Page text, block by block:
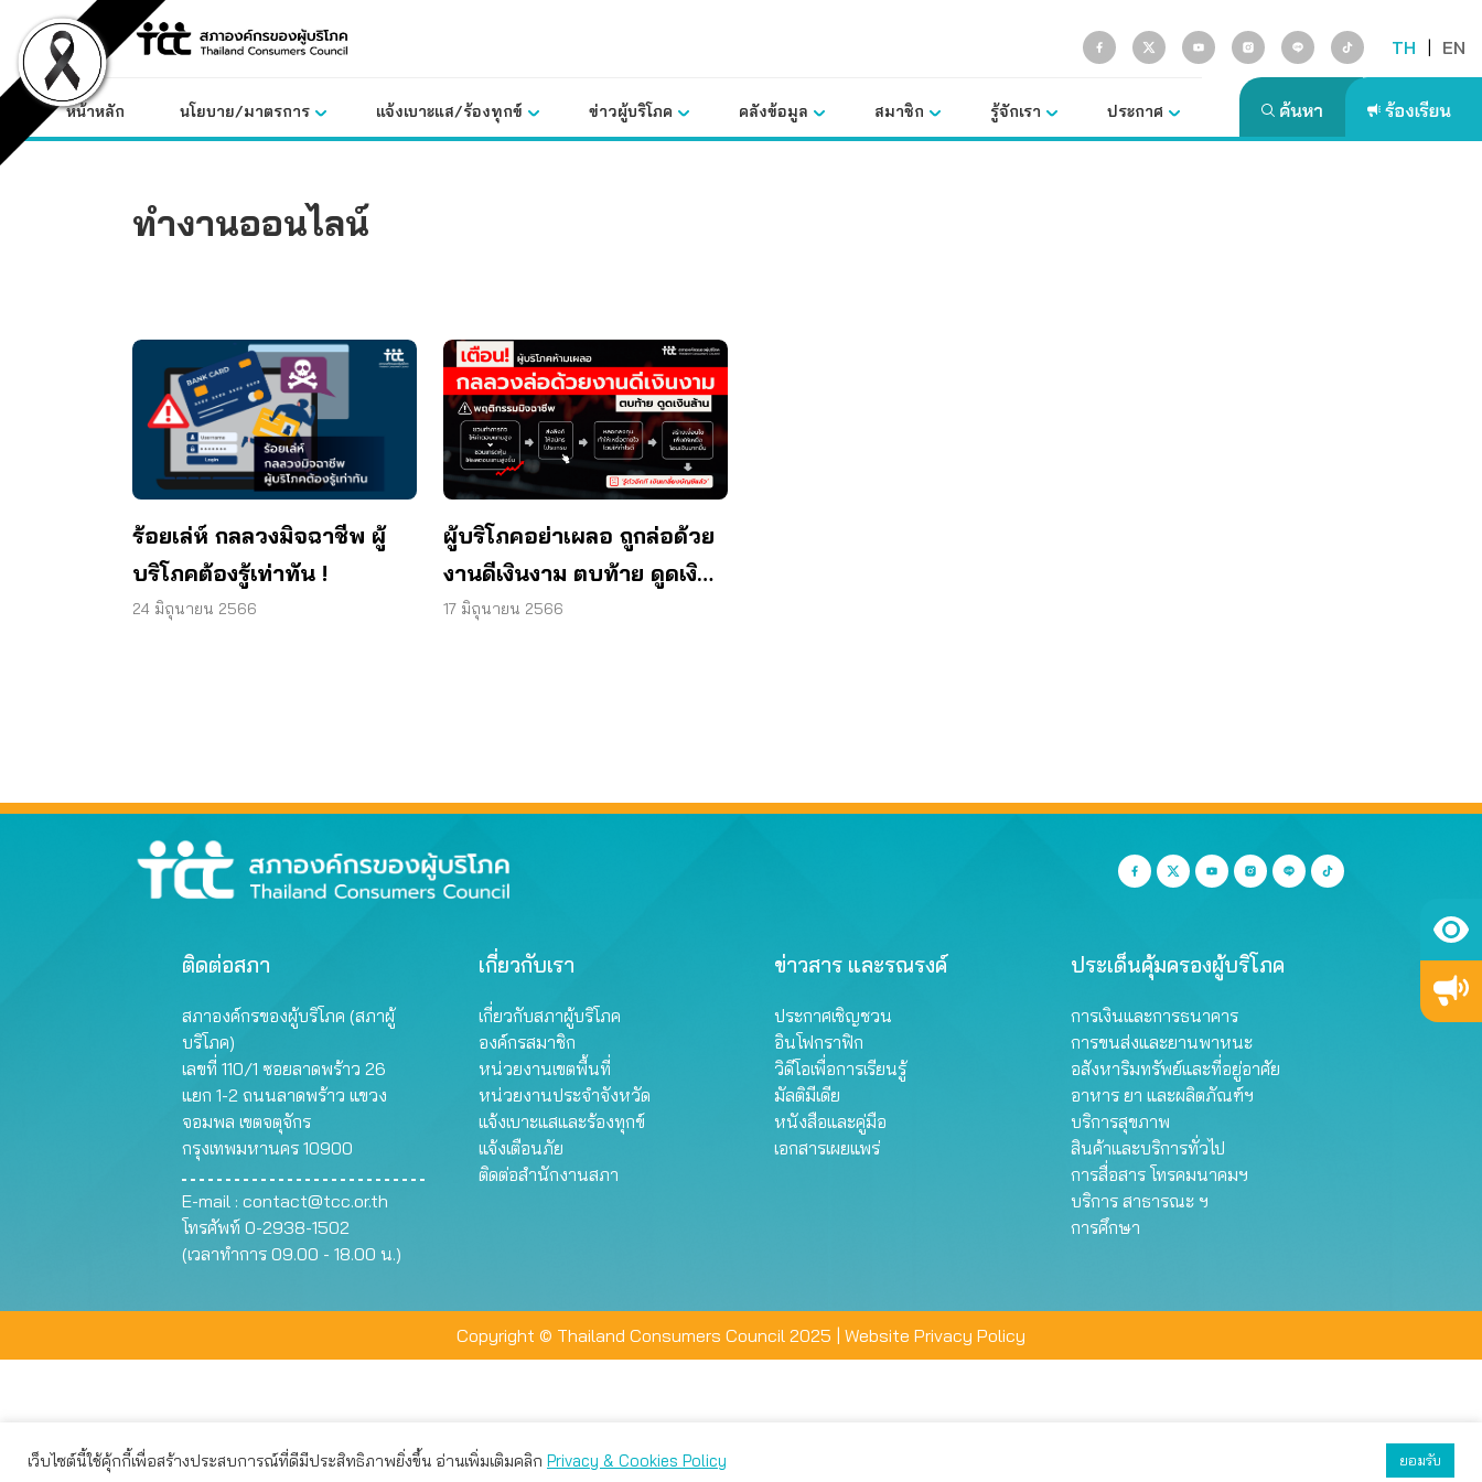
content
TH | EN
หน้าหลัก นโยบาย/มาตรการ แจ้งเบาะแส/ร้องทุกข์ ข่าวผู้บริโภค คลังข้อมูล สมาชิก รู้จักเรา ประกาศ
ทำงานออนไลน์
ร้อยเล่ห์ กลลวงมิจฉาชีพ ผู้
บริโภคต้องรู้เท่าทัน !
24 มิถุนายน 2566
ผู้บริโภคอย่าเผลอ ถูกล่อด้วย
งานดีเงินงาม ตบท้าย ดูดเงิน
ล้าน
17 มิถุนายน 2566
ติดต่อสภา
สภาองค์กรของผู้บริโภค (สภาผู้
บริโภค)
เลขที่ 110/1 ซอยลาดพร้าว 26
แยก 1-2 ถนนลาดพร้าว แขวง
จอมพล เขตจตุจักร
กรุงเทพมหานคร 10900
E-mail : contact@tcc.or.th
โทรศัพท์ 0-2938-1502
(เวลาทำการ 09.00 - 18.00 น.)
เกี่ยวกับเรา
เกี่ยวกับสภาผู้บริโภค
องค์กรสมาชิก
หน่วยงานเขตพื้นที่
หน่วยงานประจำจังหวัด
แจ้งเบาะแสและร้องทุกข์
แจ้งเตือนภัย
ติดต่อสำนักงานสภา
ข่าวสาร และรณรงค์
ประกาศเชิญชวน
อินโฟกราฟิก
วิดีโอเพื่อการเรียนรู้
มัลติมีเดีย
หนังสือและคู่มือ
เอกสารเผยแพร่
ประเด็นคุ้มครองผู้บริโภค
การเงินและการธนาคาร
การขนส่งและยานพาหนะ
อสังหาริมทรัพย์และที่อยู่อาศัย
อาหาร ยา และผลิตภัณฑ์ฯ
บริการสุขภาพ
สินค้าและบริการทั่วไป
การสื่อสาร โทรคมนาคมฯ
บริการ สาธารณะ ฯ
การศึกษา
Copyright © Thailand Consumers Council 2025 | Website Privacy Policy
เว็บไซต์นี้ใช้คุ้กกี้เพื่อสร้างประสบการณ์ที่ดีมีประสิทธิภาพยิ่งขึ้น อ่านเพิ่มเติมคลิก Privacy & Cookies Policy ยอมรับ
เว็บไซต์นี้ใช้คุกกี้เพื่อมอบประสบการณ์การใช้งานที่ดีให้แก่ท่าน คุณสามารถเลือกตั้งค่าความเป็นส่วนตัวได้